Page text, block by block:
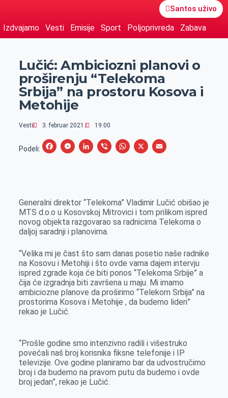
Santos uživo
Izdvajamo Vesti Emisije Sport Poljoprivreda Zabava
Lučić: Ambiciozni planovi o
proširenju “Telekoma
Srbija” na prostoru Kosova i
Metohije
Vesti 3. februar 2021. 19:00
Podeli:
F
b
o
o
M
e
n
g
r
L
e
d
I
V
r
W
s
A
X
E
l
Generalni direktor “Telekoma” Vladimir Lučić obišao je
MTS d.o.o u Kosovskoj Mitrovici i tom prilikom ispred
novog objekta razgovarao sa radnicima Telekoma o
daljoj saradnji i planovima.
“Velika mi je čast što sam danas posetio naše radnike
na Kosovu i Metohiji i što ovde vama dajem intervju
ispred zgrade koja će biti ponos “Telekoma Srbije” a
čija će izgradnja biti završena u maju. Mi imamo
ambiciozne planove da proširimo “Telekom Srbija” na
prostorima Kosova i Metohije , da budemo lideri”
rekao je Lučić.
“Prošle godine smo intenzivno radili i višestruko
povećali naš broj korisnika fiksne telefonije i IP
televizije. Ove godine planiramo bar da udvostručimo
broj i da budemo na pravom putu da budemo i ovde
broj jedan”, rekao je Lučić.